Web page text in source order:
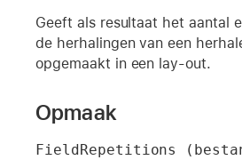
Geeft als resultaat het aantal
de herhalingen van een
opgemaakt in een lay-out.
Opmaak
FieldRepetitions